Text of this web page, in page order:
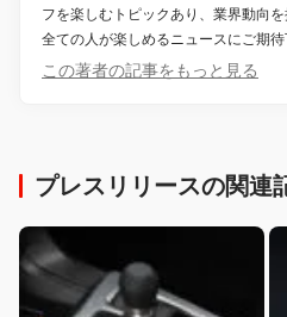
フを楽しむトピックあり、業界動向
全ての人が楽しめるニュースにご期待
この著者の記事をもっと見る
プレスリリースの関連